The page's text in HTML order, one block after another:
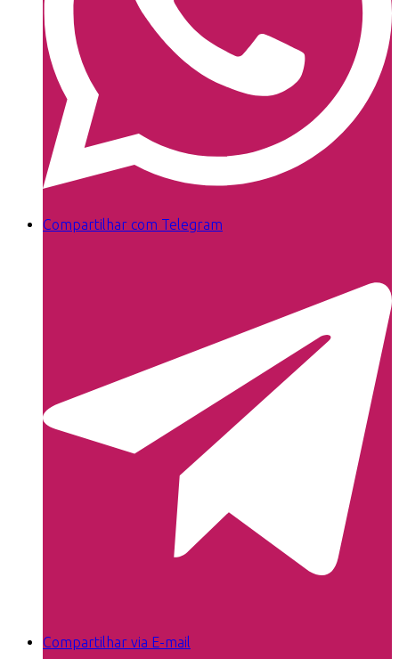
Compartilhar com Telegram
Compartilhar via E-mail